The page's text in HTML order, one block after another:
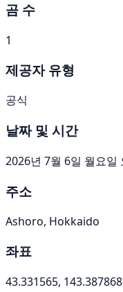
곰 수
1
제공자 유형
공식
날짜 및 시간
2026년 7월 6일 월요일
주소
Ashoro, Hokkaido
좌표
43.331565, 143.387868